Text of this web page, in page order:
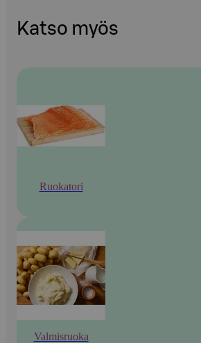
Katso myös
Ruokatori
Valmisruoka